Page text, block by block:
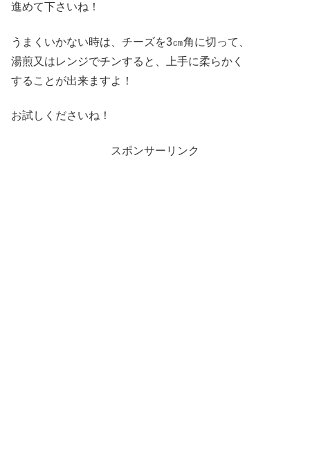
進めて下さいね！
うまくいかない時は、チーズを3㎝角に切って、
湯煎又はレンジでチンすると、上手に柔らかく
することが出来ますよ！
お試しくださいね！
スポンサーリンク